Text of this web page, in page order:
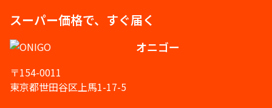
スーパー価格で、すぐ届く
オニゴー
〒154-0011
東京都世田谷区上馬1-17-5